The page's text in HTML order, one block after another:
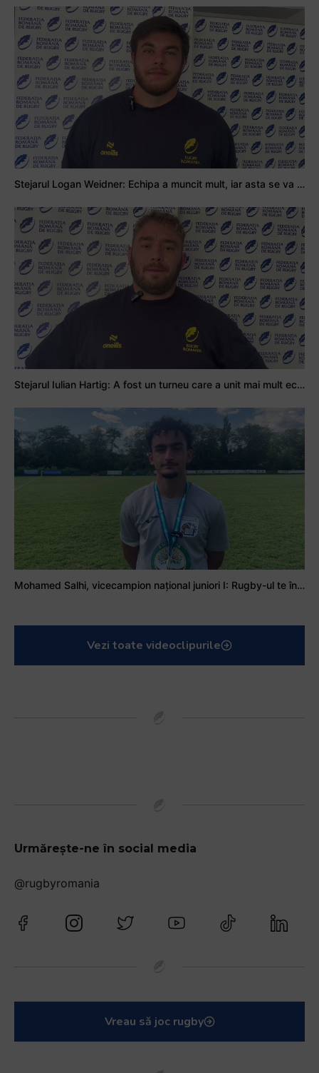
Stejarul Logan Weidner: Echipa a muncit mult, iar asta se va vedea în meciurile de la Nations Cup
Stejarul Iulian Hartig: A fost un turneu care a unit mai mult echipa
Mohamed Salhi, vicecampion național juniori I: Rugby-ul te învață să accepți și înfrângerile
Vezi toate videoclipurile
Urmărește-ne în social media
@rugbyromania
Vreau să joc rugby